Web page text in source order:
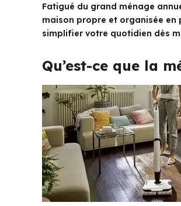
Fatigué du grand ménage
maison propre et organisée en
simplifier votre quotidien dès
Qu’est-ce que la